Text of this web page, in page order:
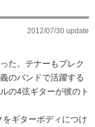
2012/07/30 update
た。テナーもプレク
のバンドで活躍する
の4弦ギターが彼のト
ギターボディにつけ